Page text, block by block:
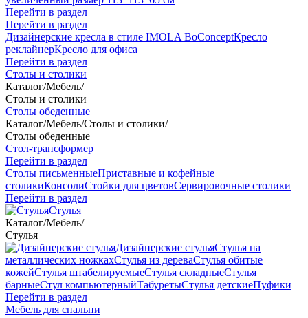
Перейти в раздел
Перейти в раздел
Дизайнерские кресла в стиле IMOLA BoConceptКресло
реклайнерКресло для офиса
Перейти в раздел
Столы и столики
Каталог/Мебель/
Столы и столики
Столы обеденные
Каталог/Мебель/Столы и столики/
Столы обеденные
Стол-трансформер
Перейти в раздел
Столы письменныеПриставные и кофейные
столикиКонсолиСтойки для цветовСервировочные столики
Перейти в раздел
Стулья
Каталог/Мебель/
Стулья
Дизайнерские стульяСтулья на
металлических ножкахСтулья из дереваСтулья обитые
кожейСтулья штабелируемыеСтулья складныеСтулья
барныеСтул компьютерныйТабуретыСтулья детскиеПуфики
Перейти в раздел
Мебель для спальни